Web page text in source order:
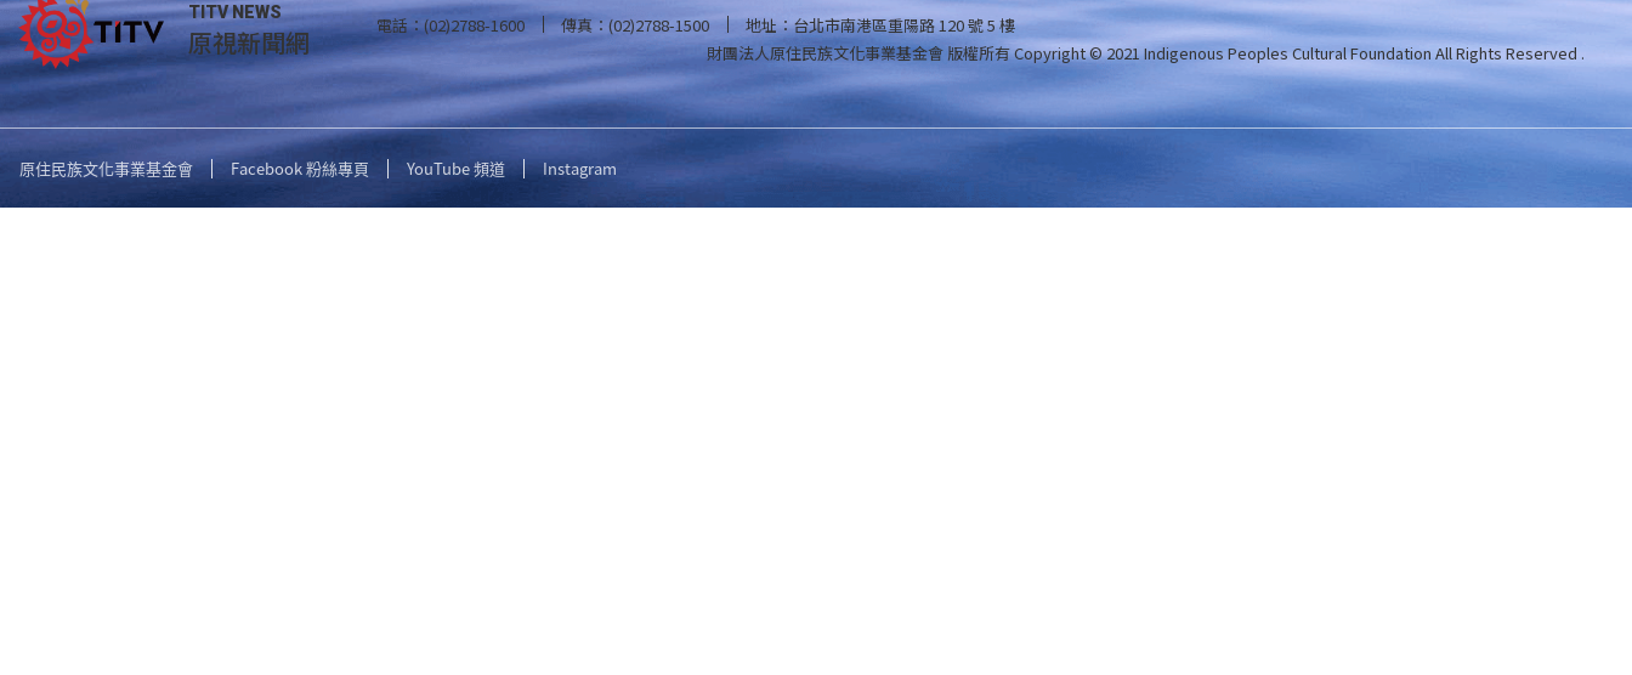
TITV NEWS
原視新聞網 電話：(02)2788-1600 傳真：(02)2788-1500
地址：台北市南港區重陽路 120 號 5 樓
財團法人原住民族文化事業基金會 版權所有Copyright © 2021 Indigenous Peoples Cultural Foundation All Rights Reserved .
原住民族文化事業基金會 Facebook 粉絲專頁 YouTube 頻道 Instagram